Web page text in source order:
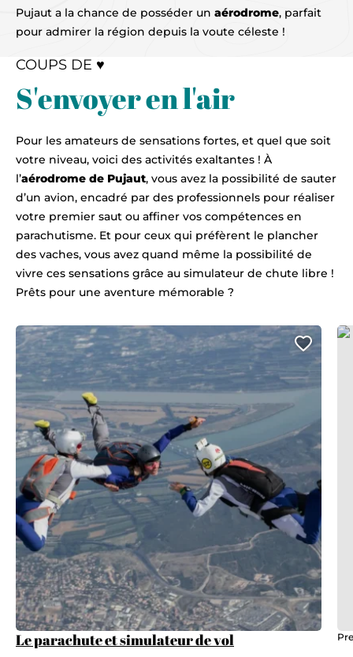
Pujaut a la chance de posséder un aérodrome, parfait
pour admirer la région depuis la voute céleste !
COUPS DE ♥
S'envoyer en l'air
Pour les amateurs de sensations fortes, et quel que soit
votre niveau, voici des activités exaltantes ! À
l’aérodrome de Pujaut, vous avez la possibilité de sauter
d’un avion, encadré par des professionnels pour réaliser
votre premier saut ou affiner vos compétences en
parachutisme. Et pour ceux qui préfèrent le plancher
des vaches, vous avez quand même la possibilité de
vivre ces sensations grâce au simulateur de chute libre !
Prêts pour une aventure mémorable ?
Le parachute et simulateur de vol